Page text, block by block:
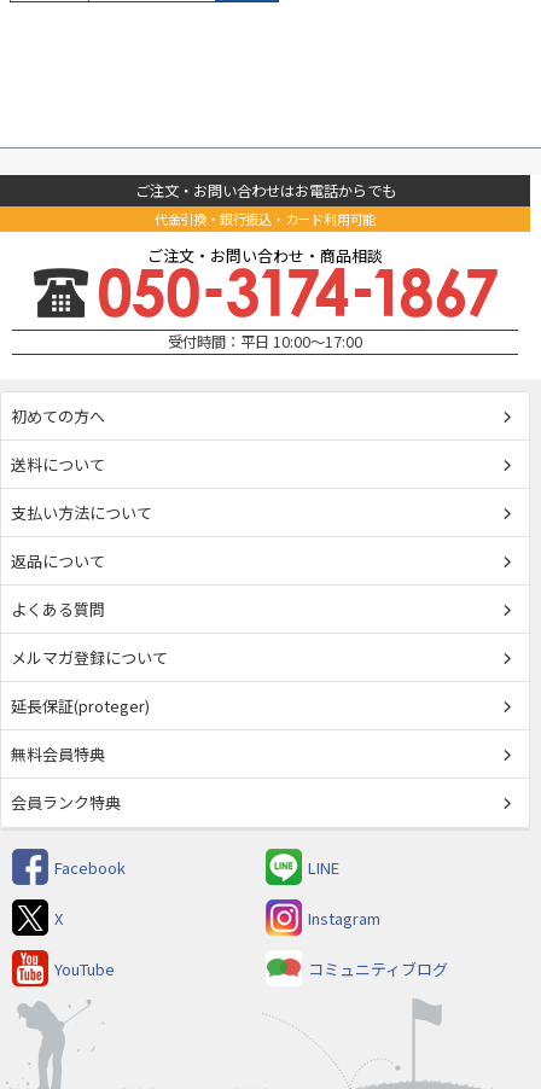
ご注文・お問い合わせはお電話からでも
代金引換・銀行振込・カード利用可能
ご注文・お問い合わせ・商品相談
受付時間：平日 10:00～17:00
初めての方へ
送料について
支払い方法について
返品について
よくある質問
メルマガ登録について
延長保証(proteger)
無料会員特典
会員ランク特典
Facebook LINE
X Instagram
YouTube コミュニティブログ